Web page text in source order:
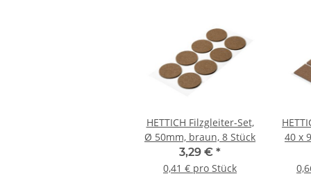
HETTICH Filzgleiter-Set,
Ø 50mm, braun, 8 Stück
3,29 € *
0,41 € pro Stück
40 x